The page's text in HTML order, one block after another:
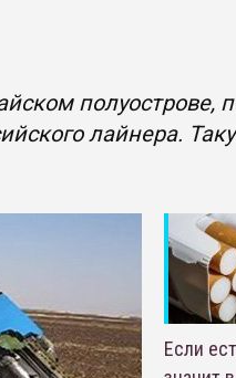
полуострове,
лайнера.
Если